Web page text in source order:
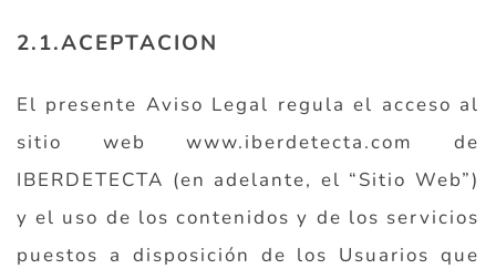
2.1.ACEPTACION
El presente Aviso Legal regula el acceso al
sitio web www.iberdetecta.com de
IBERDETECTA (en adelante, el “Sitio Web”)
y el uso de los contenidos y de los servicios
puestos a disposición de los Usuarios que